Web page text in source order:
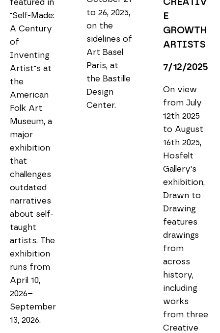
featured in
"Self-Made:
A Century
of
Inventing
Artist"s at
the
American
Folk Art
Museum, a
major
exhibition
that
challenges
outdated
narratives
about self-
taught
artists. The
exhibition
runs from
April 10,
2026–
September
13, 2026.
to 26, 2025,
on the
sidelines of
Art Basel
Paris, at
the Bastille
Design
Center.
CREATIV
E
GROWTH
ARTISTS
7/12/2025
On view
from July
12th 2025
to August
16th 2025,
Hosfelt
Gallery's
exhibition,
Drawn to
Drawing
features
drawings
from
across
history,
including
works
from three
Creative